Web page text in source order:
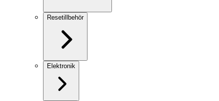
Resetillbehör
Elektronik